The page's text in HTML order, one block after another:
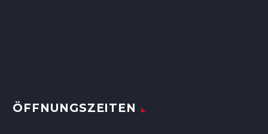
ÖFFNUNGSZEITEN